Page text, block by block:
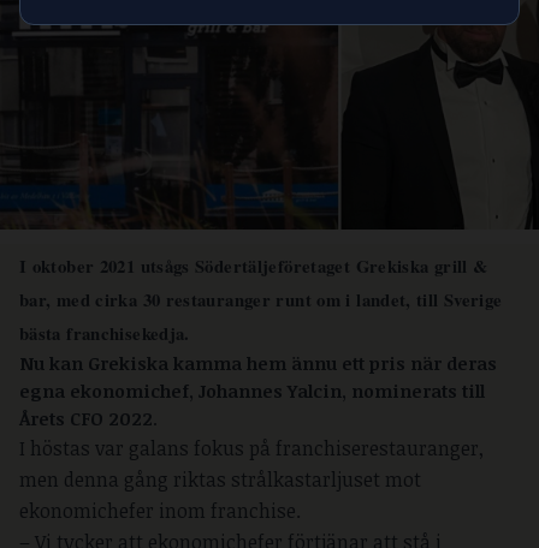
I oktober 2021 utsågs Södertäljeföretaget Grekiska grill &
bar, med cirka 30 restauranger runt om i landet, till Sverige
bästa franchisekedja.
Nu kan Grekiska kamma hem ännu ett pris när deras
egna ekonomichef, Johannes Yalcin, nominerats till
Årets CFO 2022
I höstas var galans fokus på franchiserestauranger,
men denna gång riktas strålkastarljuset mot
ekonomichefer inom franchise.
– Vi tycker att ekonomichefer förtjänar att stå i